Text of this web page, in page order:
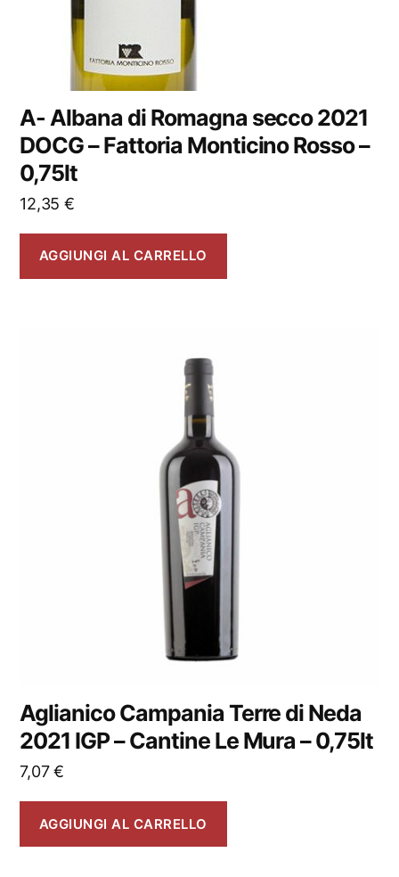
A- Albana di Romagna secco 2021
DOCG – Fattoria Monticino Rosso –
0,75lt
12,35 €
AGGIUNGI AL CARRELLO
Aglianico Campania Terre di Neda
2021 IGP – Cantine Le Mura – 0,75lt
7,07€
AGGIUNGI AL CARRELLO